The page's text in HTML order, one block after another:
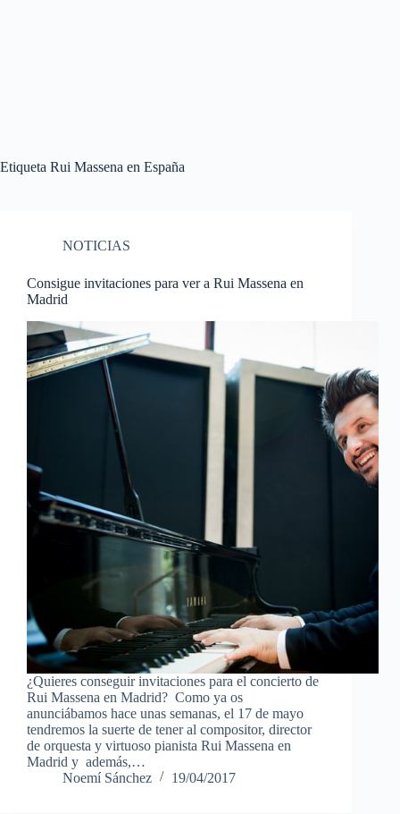
Etiqueta Rui Massena en España
NOTICIAS
Consigue invitaciones para ver a Rui Massena en
Madrid
¿Quieres conseguir invitaciones para el concierto de
Rui Massena en Madrid? Como ya os
anunciábamos hace unas semanas, el 17 de mayo
tendremos la suerte de tener al compositor, director
de orquesta y virtuoso pianista Rui Massena en
Madrid y además,…
Noemí Sánchez
19/04/2017